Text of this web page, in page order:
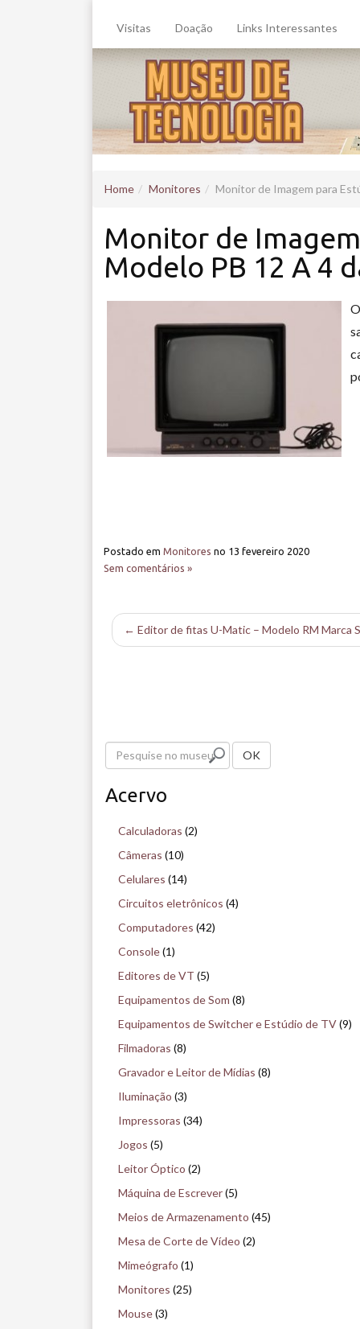
Visitas Doação Links Interessantes
Home Monitores Monitor de Imagem para
Monitor de
Modelo PB 12 A 4
Postado em Monitores no 13 fevereiro 2020
Sem comentários »
← Editor de fitas U-Matic – Modelo RM Marca
s
OK
Acervo
Calculadoras (2)
Câmeras (10)
Celulares (14)
Circuitos eletrônicos (4)
Computadores (42)
Console(1)
Editores de VT (5)
Equipamentos de Som (8)
Equipamentos de Switcher e Estúdio de TV(9)
Filmadoras (8)
Gravador e Leitor de Mídias (8)
Iluminação (3)
Impressoras (34)
Jogos (5)
Leitor Óptico (2)
Máquina de Escrever(5)
Meios de Armazenamento (45)
Mesa de Corte de Vídeo (2)
Mimeógrafo (1)
Monitores (25)
Mouse(3)